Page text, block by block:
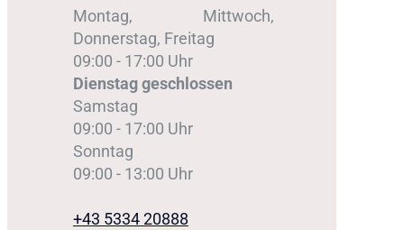
Montag, Mittwoch,
Donnerstag, Freitag
09:00 - 17:00 Uhr
Dienstaggeschlossen
Samstag
09:00 - 17:00 Uhr
Sonntag
09:00 - 13:00 Uhr
+43 5334 20888